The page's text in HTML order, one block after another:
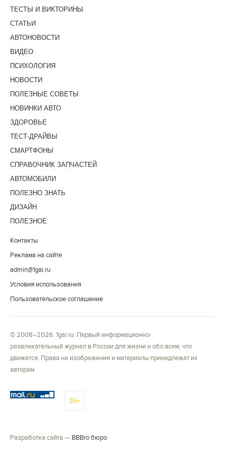
ТЕСТЫ И ВИКТОРИНЫ
СТАТЬИ
АВТОНОВОСТИ
ВИДЕО
ПСИХОЛОГИЯ
НОВОСТИ
ПОЛЕЗНЫЕ СОВЕТЫ
НОВИНКИ АВТО
ЗДОРОВЬЕ
ТЕСТ-ДРАЙВЫ
СМАРТФОНЫ
СПРАВОЧНИК ЗАПЧАСТЕЙ
АВТОМОБИЛИ
ПОЛЕЗНО ЗНАТЬ
ДИЗАЙН
ПОЛЕЗНОЕ
Контакты
Реклама на сайте
admin@1gai.ru
Условия использования
Пользовательское соглашение
© 2008–2026. 1gai.ru. Первый информационно-
развлекательный журнал в России для жизни и обо всем, что
движется. Права на изображения и материалы принадлежат их
авторам.
16+
Разработка сайта — BBBro бюро